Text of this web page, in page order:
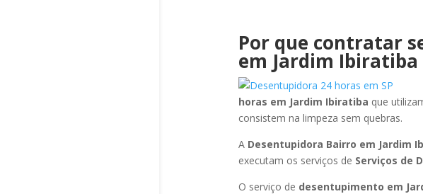
Por que contratar
em Jardim Ibiratiba
horas em Jardim Ibiratiba que
consistem na limpeza sem quebras.
A Desentupidora Bairro em Jardim
executam os serviços de Serviços de
O serviço de desentupimento em